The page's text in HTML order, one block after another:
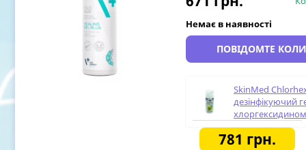
Немає в наявності
ПОВІДОМТЕ КОЛИ
SkinMed
дезінфікуючий
слизових
781 грн.